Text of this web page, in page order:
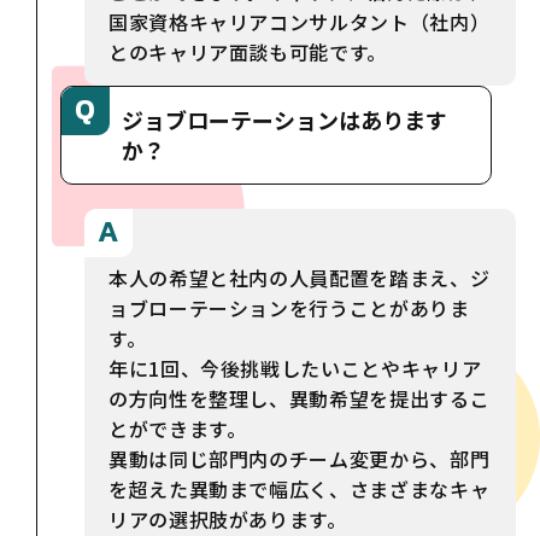
国家資格キャリアコンサルタント（社内）
とのキャリア面談も可能です。
ジョブローテーションはあります
か？
本人の希望と社内の人員配置を踏まえ、ジ
ョブローテーションを行うことがありま
す。
年に1回、今後挑戦したいことやキャリア
の方向性を整理し、異動希望を提出するこ
とができます。
異動は同じ部門内のチーム変更から、部門
を超えた異動まで幅広く、さまざまなキャ
リアの選択肢があります。